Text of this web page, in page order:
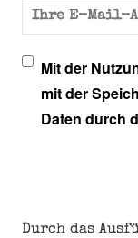
Ihre E-Mail-
Mit der
mit der
Daten durch
Durch das